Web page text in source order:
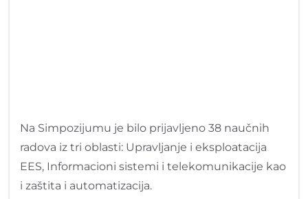
Na Simpozijumu je bilo prijavljeno 38 naučnih
radova iz tri oblasti: Upravljanje i eksploatacija
EES, Informacioni sistemi i telekomunikacije kao
i zaštita i automatizacija.